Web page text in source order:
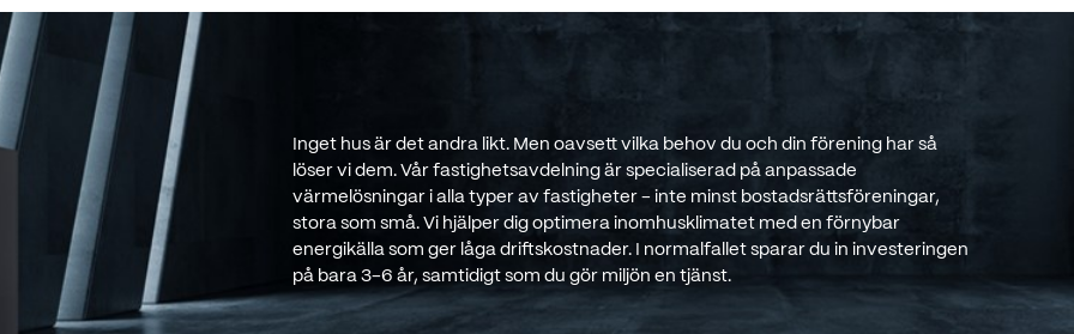
Inget hus är det andra likt. Men oavsett vilka behov du och din förening har så
löser vi dem. Vår fastighetsavdelning är specialiserad på anpassade
värmelösningar i alla typer av fastigheter - inte minst bostadsrättsföreningar,
stora som små. Vi hjälper dig optimera inomhusklimatet med en förnybar
energikälla som ger låga driftskostnader. I normalfallet sparar du in investeringen
på bara 3-6 år, samtidigt som du gör miljön en tjänst.